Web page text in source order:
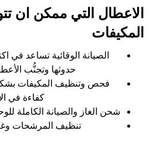
الاعطال التي ممكن ان
المكيفات
الصيانة الوقائية تساعد
حدوثها وتجنُّب
فحص وتنظيف المكيفات
كفاءة في
شحن الغاز والصيانة الكاملة
تنظيف المرشحات